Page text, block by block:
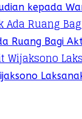
kepada
Ruang Bagi